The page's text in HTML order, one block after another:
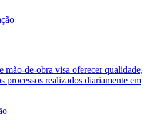
mão-de-obra visa oferecer qualidade,
processos realizados diariamente em